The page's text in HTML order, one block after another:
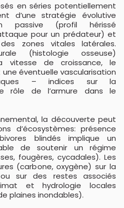
en séries potentiellement
d’une stratégie évolutive
passive (profil hérissé
pour un prédateur) et
zones vitales latérales.
(histologie osseuse)
vitesse de croissance, le
éventuelle vascularisation
– indices sur la
rôle de l’armure dans le
la découverte peut
d’écosystèmes: présence
blindés implique un
de soutenir un régime
fougères, cycadales). Les
(carbone, oxygène) sur la
sur des restes associés
et hydrologie locales
plaines inondables).